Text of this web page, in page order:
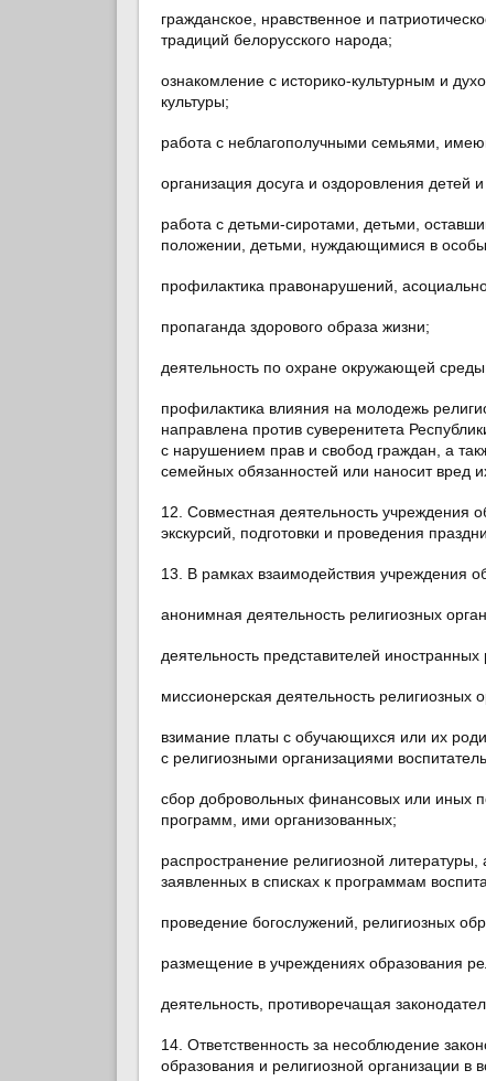
гражданское, нравственное и
традиций белорусского народа;
ознакомление с историко-культурным и
культуры;
работа с неблагополучными семьями,
организация досуга и оздоровления детей
работа с детьми-сиротами, детьми,
положении, детьми, нуждающимися в
профилактика правонарушений,
пропаганда здорового образа жизни;
деятельность по охране окружающей
профилактика влияния на молодежь
направлена против суверенитета
с нарушением прав и свобод граждан, а
семейных обязанностей или наносит вред
12. Совместная деятельность учреждения
экскурсий, подготовки и проведения
13. В рамках взаимодействия учреждения
анонимная деятельность религиозных
деятельность представителей
миссионерская деятельность религиозных
взимание платы с обучающихся или их
с религиозными организациями
сбор добровольных финансовых или иных
программ, ими организованных;
распространение религиозной
заявленных в списках к программам
проведение богослужений, религиозных
размещение в учреждениях образования
деятельность, противоречащая
14. Ответственность за несоблюдение
образования и религиозной организации в